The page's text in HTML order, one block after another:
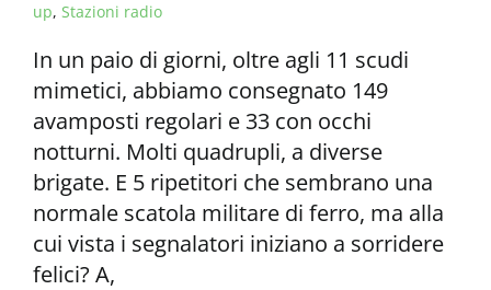
up, Stazioni radio
In un paio di giorni, oltre agli 11 scudi
mimetici, abbiamo consegnato 149
avamposti regolari e 33 con occhi
notturni. Molti quadrupli, a diverse
brigate. E 5 ripetitori che sembrano una
normale scatola militare di ferro, ma alla
cui vista i segnalatori iniziano a sorridere
felici? А,